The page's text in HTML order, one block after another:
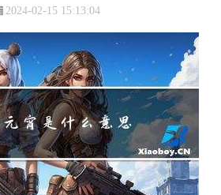
2024-02-15 15:13:04